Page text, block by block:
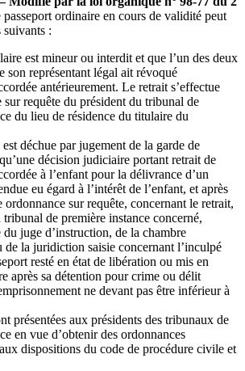
passeport ordinaire en cours de validité peut
suivants :
est mineur ou interdit et que l’un des deux
son représentant légal ait révoqué
antérieurement. Le retrait s’effectue
sur requête du président du tribunal de
du lieu de résidence du titulaire du
déchue par jugement de la garde de
décision judiciaire portant retrait de
à l’enfant pour la délivrance d’un
eu égard à l’intérêt de l’enfant, et après
ordonnance sur requête, concernant le retrait,
de première instance concerné,
du juge d’instruction, de la chambre
de la juridiction saisie concernant l’inculpé
resté en état de libération ou mis en
après sa détention pour crime ou délit
ne devant pas être inférieur à
présentées aux présidents des tribunaux de
en vue d’obtenir des ordonnances
dispositions du code de procédure civile et